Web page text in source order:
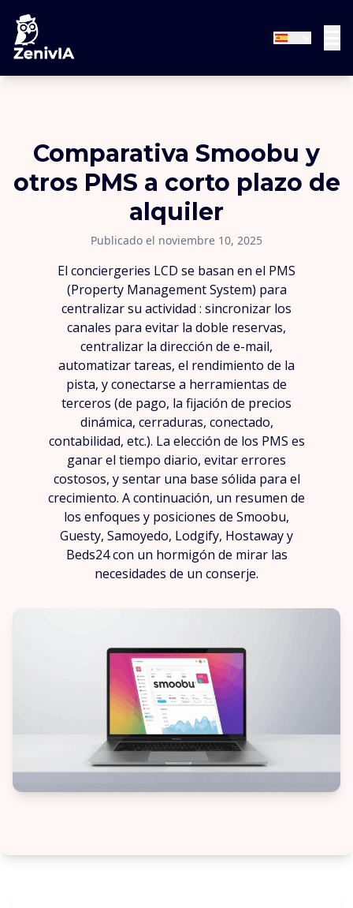
Comparativa Smoobu y
otros PMS a corto plazo de
alquiler
Publicado el noviembre 10, 2025
El conciergeries LCD se basan en el PMS
(Property Management System) para
centralizar su actividad : sincronizar los
canales para evitar la doble reservas,
centralizar la dirección de e-mail,
automatizar tareas, el rendimiento de la
pista, y conectarse a herramientas de
terceros (de pago, la fijación de precios
dinámica, cerraduras, conectado,
contabilidad, etc.). La elección de los PMS es
ganar el tiempo diario, evitar errores
costosos, y sentar una base sólida para el
crecimiento. A continuación, un resumen de
los enfoques y posiciones de Smoobu,
Guesty, Samoyedo, Lodgify, Hostaway y
Beds24 con un hormigón de mirar las
necesidades de un conserje.